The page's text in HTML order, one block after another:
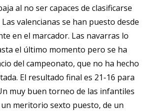
al no ser capaces de clasificarse
valencianas se han puesto desde
en el marcador. Las navarras lo
el último momento pero se ha
del campeonato, que no ha hecho
El resultado final es 21-16 para
muy buen torneo de las infantiles
meritorio sexto puesto, de un